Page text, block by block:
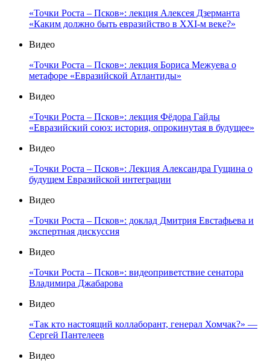
«Точки Роста – Псков»: лекция Алексея Дзерманта
«Каким должно быть евразийство в XXI-м веке?»
Видео
«Точки Роста – Псков»: лекция Бориса Межуева о
метафоре «Евразийской Атлантиды»
Видео
«Точки Роста – Псков»: лекция Фёдора Гайды
«Евразийский союз: история, опрокинутая в будущее»
Видео
«Точки Роста – Псков»: Лекция Александра Гущина о
будущем Евразийской интеграции
Видео
«Точки Роста – Псков»: доклад Дмитрия Евстафьева и
экспертная дискуссия
Видео
«Точки Роста – Псков»: видеоприветствие сенатора
Владимира Джабарова
Видео
«Так кто настоящий коллаборант, генерал Хомчак?» —
Сергей Пантелеев
Видео